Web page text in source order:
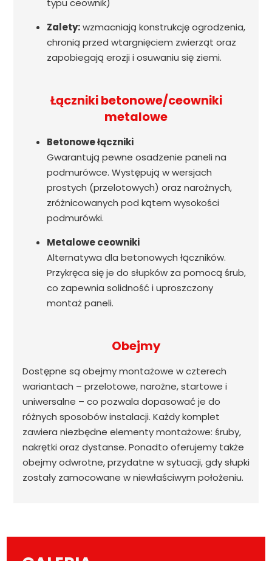
typu ceownik)
Zalety:wzmacniają konstrukcję ogrodzenia,
chronią przed wtargnięciem zwierząt oraz
zapobiegają erozji i osuwaniu się ziemi.
Łączniki betonowe/ceowniki
metalowe
Betonowe łączniki
Gwarantują pewne osadzenie paneli na
podmurówce. Występują w wersjach
prostych (przelotowych) oraz narożnych,
zróżnicowanych pod kątem wysokości
podmurówki.
Metalowe ceowniki
Alternatywa dla betonowych łączników.
Przykręca się je do słupków za pomocą śrub,
co zapewnia solidność i uproszczony
montaż paneli.
Obejmy
Dostępne są obejmy montażowe w czterech
wariantach – przelotowe, narożne, startowe i
uniwersalne – co pozwala dopasować je do
różnych sposobów instalacji. Każdy komplet
zawiera niezbędne elementy montażowe: śruby,
nakrętki oraz dystanse. Ponadto oferujemy także
obejmy odwrotne, przydatne w sytuacji, gdy słupki
zostały zamocowane w niewłaściwym położeniu.